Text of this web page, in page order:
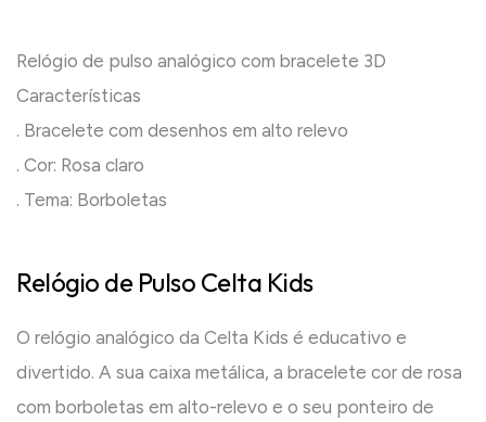
Relógio de pulso analógico com bracelete 3D
Características
. Bracelete com desenhos em alto relevo
. Cor: Rosa claro
. Tema: Borboletas
Relógio de Pulso Celta Kids
O relógio analógico da Celta Kids é educativo e
divertido. A sua caixa metálica, a bracelete cor de rosa
com borboletas em alto-relevo e o seu ponteiro de